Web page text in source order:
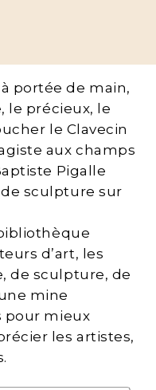
portée de main,
le précieux, le
le Clavecin
aux champs
Pigalle
sculpture sur
d’art, les
de sculpture, de
mine
pour mieux
les artistes,